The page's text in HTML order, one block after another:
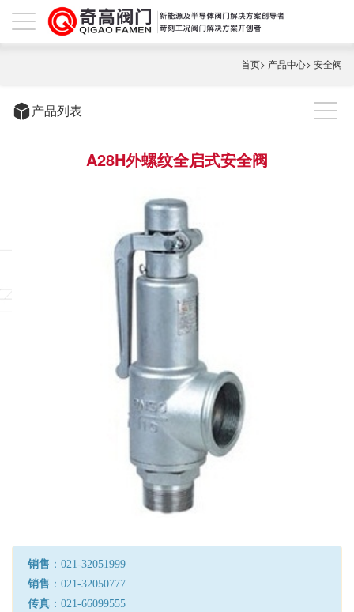
首页> 产品中心> 安全阀
产品列表
A28H外螺纹全启式安全阀
销售 ：021-32051999
销售 ：021-32050777
传真 ：021-66099555